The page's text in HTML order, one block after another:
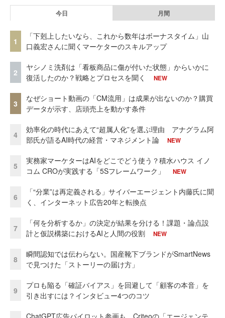
今日 月間
1
「下剋上したいなら、これから数年はボーナスタイム」山
口義宏さんに聞くマーケターのスキルアップ
2
ヤシノミ洗剤は「看板商品に傷が付いた状態」からいかに
復活したのか？戦略とプロセスを聞く
NEW
3
なぜショート動画の「CM流用」は成果が出ないのか？購買
データが示す、店頭売上を動かす条件
4
効率化の時代にあえて“超属人化”を選ぶ理由 アナグラム阿
部氏が語るAI時代の経営・マネジメント論
NEW
5
実務家マーケターはAIをどこでどう使う？積水ハウス イノ
コム CROが実践する「5Sフレームワーク」
NEW
6
「“分業”は再定義される」サイバーエージェント内藤氏に聞
く、インターネット広告20年と転換点
7
「何を分析するか」の決定が結果を分ける！課題・論点設
計と仮説構築におけるAIと人間の役割
NEW
8
瞬間認知では伝わらない。国産靴下ブランドがSmartNews
で見つけた「ストーリーの届け方」
9
プロも陥る「確証バイアス」を回避して「顧客の本音」を
引き出すには？インタビュー4つのコツ